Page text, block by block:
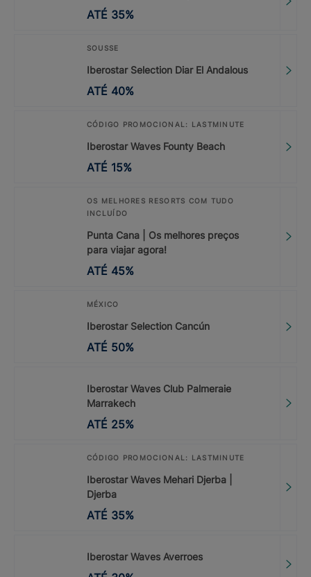
ATÉ 35%
SOUSSE
Iberostar Selection Diar El Andalous
ATÉ 40%
CÓDIGO PROMOCIONAL: LASTMINUTE
Iberostar Waves Founty Beach
ATÉ 15%
OS MELHORES RESORTS COM TUDO
INCLUÍDO
Punta Cana | Os melhores preços
para viajar agora!
ATÉ 45%
MÉXICO
Iberostar Selection Cancún
ATÉ 50%
Iberostar Waves Club Palmeraie
Marrakech
ATÉ 25%
CÓDIGO PROMOCIONAL: LASTMINUTE
Iberostar Waves Mehari Djerba |
Djerba
ATÉ 35%
Iberostar Waves Averroes